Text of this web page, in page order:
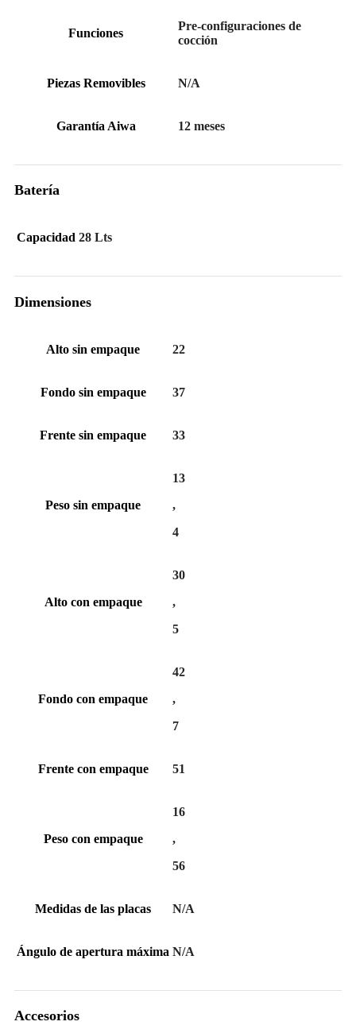
Funciones
Pre-configuraciones de
cocción
Piezas Removibles N/A
Garantía Aiwa 12 meses
Batería
Capacidad 28 Lts
Dimensiones
Alto sin empaque 22
Fondo sin empaque 37
Frente sin empaque 33
Peso sin empaque
13
,
4
Alto con empaque
30
,
5
Fondo con empaque
42
,
7
Frente con empaque 51
Peso con empaque
16
,
56
Medidas de las placas N/A
Ángulo de apertura máxima N/A
Accesorios